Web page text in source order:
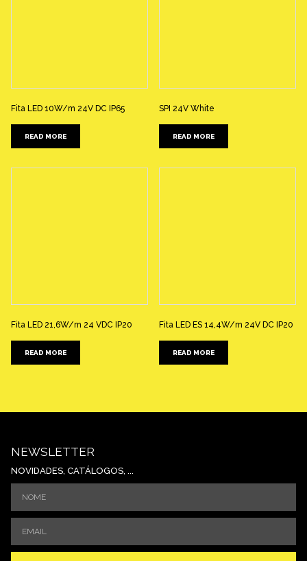
Fita LED 10W/m 24V DC IP65
READ MORE
SPI 24V White
READ MORE
Fita LED 21,6W/m 24 VDC IP20
READ MORE
Fita LED ES 14,4W/m 24V DC IP20
READ MORE
NEWSLETTER
NOVIDADES, CATÁLOGOS, ...